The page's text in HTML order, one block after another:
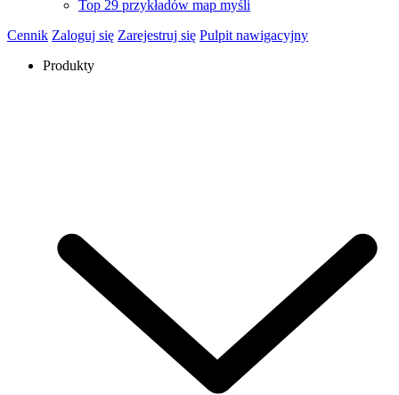
Top 29 przykładów map myśli
Cennik Zaloguj się Zarejestruj się Pulpit nawigacyjny
Produkty